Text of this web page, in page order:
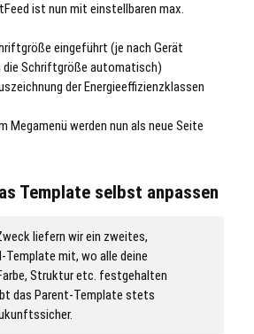
ist nun mit einstellbaren max.
eingeführt (je nach Gerät
die Schriftgröße automatisch)
der Energieeffizienzklassen
Megamenü werden nun als neue Seite
Template selbst anpassen
liefern wir ein zweites,
Template mit, wo alle deine
Struktur etc. festgehalten
das Parent-Template stets